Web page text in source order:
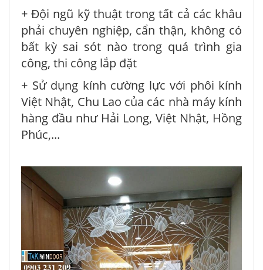
+ Đội ngũ kỹ thuật trong tất cả các khâu
phải chuyên nghiệp, cẩn thận, không có
bất kỳ sai sót nào trong quá trình gia
công, thi công lắp đặt
+ Sử dụng kính cường lực với phôi kính
Việt Nhật, Chu Lao của các nhà máy kính
hàng đầu như Hải Long, Việt Nhật, Hồng
Phúc,...